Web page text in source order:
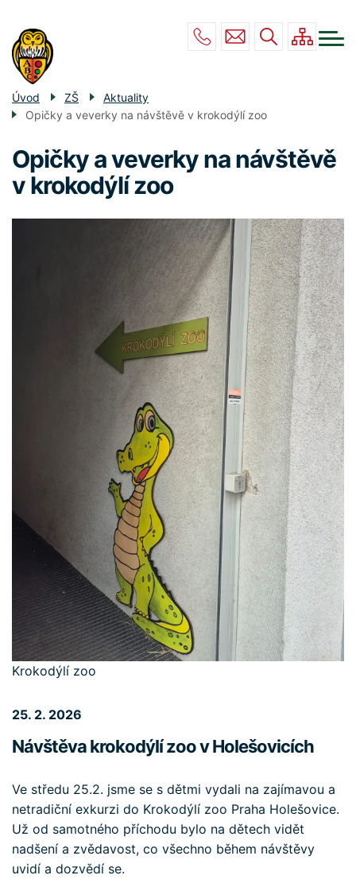
hlavnímu
obsahu
navigace
MŠ
DRUŽINA
JÍDELNA
POVINNÉ INFO
KONTAKT
Úvod ZŠ
Aktuality
Opičky a veverky na návštěvě v krokodýlí zoo
Opičky a veverky na návštěvě
v krokodýlí zoo
Krokodýlí zoo
25. 2. 2026
Návštěva krokodýlí zoo v Holešovicích
Ve středu 25.2. jsme se s dětmi vydali na zajímavou a
netradiční exkurzi do Krokodýlí zoo Praha Holešovice.
Už od samotného příchodu bylo na dětech vidět
nadšení a zvědavost, co všechno během návštěvy
uvidí a dozvědí se.